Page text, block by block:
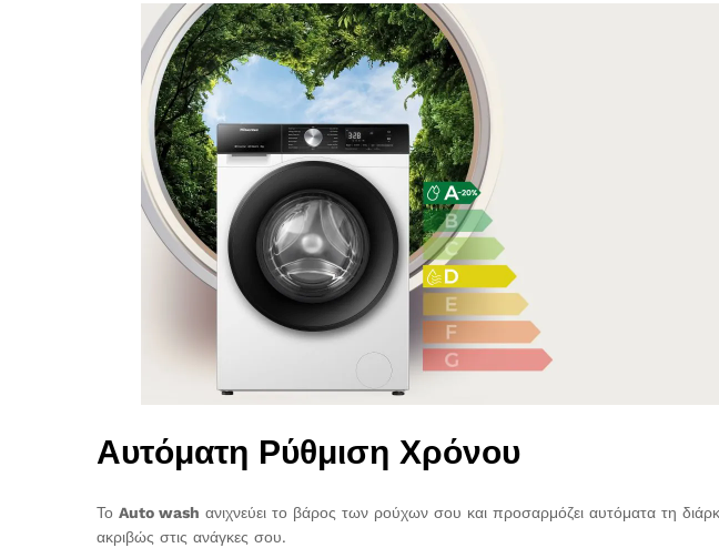
Αυτόματη Ρύθμιση Χρόνου
Το Auto wash ανιχνεύει το βάρος των ρούχων σου και προσαρμόζει αυτόματα τη
ακριβώς στις ανάγκες σου.